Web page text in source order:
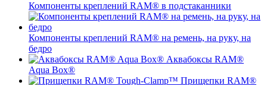
Компоненты креплений RAM® в подстаканники
Компоненты креплений RAM® на ремень, на руку, на
бедро
Аквабоксы RAM®
Aqua Box®
Прищепки RAM®